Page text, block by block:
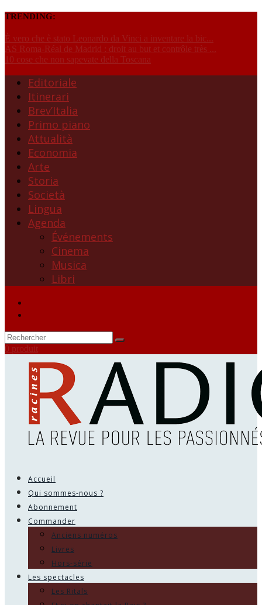
TRENDING:
È vero che è stato Leonardo da Vinci a inventare la bic...
AS Roma-Réal de Madrid : droit au but et contrôle très ...
10 cose che non sapevate della Toscana
Editoriale
Itinerari
Brev’Italia
Primo piano
Attualità
Economia
Arte
Storia
Società
Lingua
Agenda
Événements
Cinema
Musica
Libri
0 produit
Accueil
Qui sommes-nous ?
Abonnement
Commander
Anciens numéros
Livres
Hors-série
Les spectacles
Les Ritals